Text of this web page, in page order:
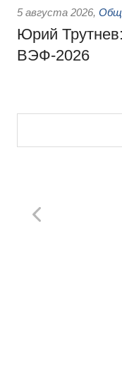
5 августа 2026,
Юрий
ВЭФ-2026